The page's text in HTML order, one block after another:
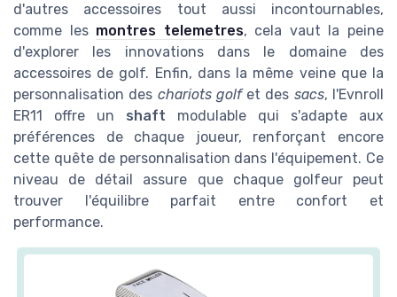
d'autres accessoires tout aussi incontournables,
comme les montres telemetres, cela vaut la peine
d'explorer les innovations dans le domaine des
accessoires de golf. Enfin, dans la même veine que la
personnalisation des chariots golfet des sacs, l'Evnroll
ER11 offre un shaft modulable qui s'adapte aux
préférences de chaque joueur, renforçant encore
cette quête de personnalisation dans l'équipement. Ce
niveau de détail assure que chaque golfeur peut
trouver l'équilibre parfait entre confort et
performance.